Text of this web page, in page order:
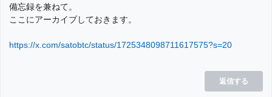
備忘録を兼ねて。
ここにアーカイブしておきます。
https://x.com/satobtc/status/1725348098711617575?s=20
返信する